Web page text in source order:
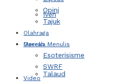
Iven
Daerah
Talaud
Opini
Tajuk
Olahraga
Mereka Menulis
Esoterisisme
SWRF
Video